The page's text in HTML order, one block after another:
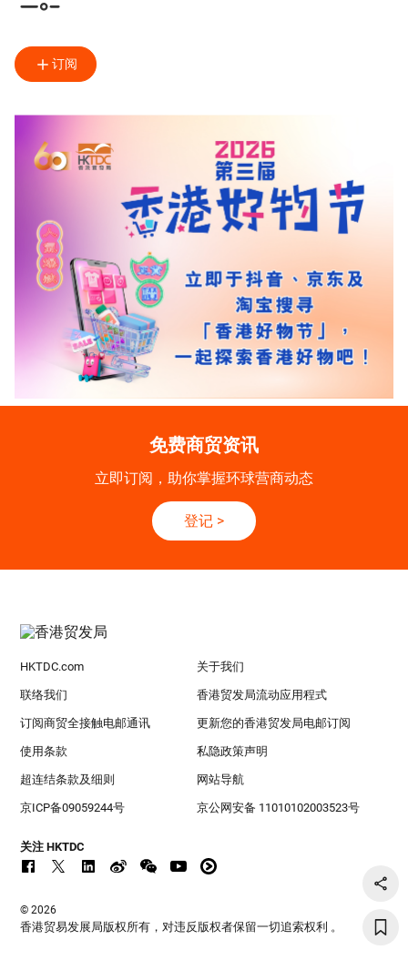
订阅
免费商贸资讯
立即订阅，助你掌握环球营商动态
登记 >
HKTDC.com 关于我们
联络我们 香港贸发局流动应用程式
订阅商贸全接触电邮通讯 更新您的香港贸发局电邮订阅
使用条款 私隐政策声明
超连结条款及细则 网站导航
京ICP备09059244号 京公网安备 11010102003523号
关注 HKTDC
© 2026
香港贸易发展局版权所有，对违反版权者保留一切追索权利 。